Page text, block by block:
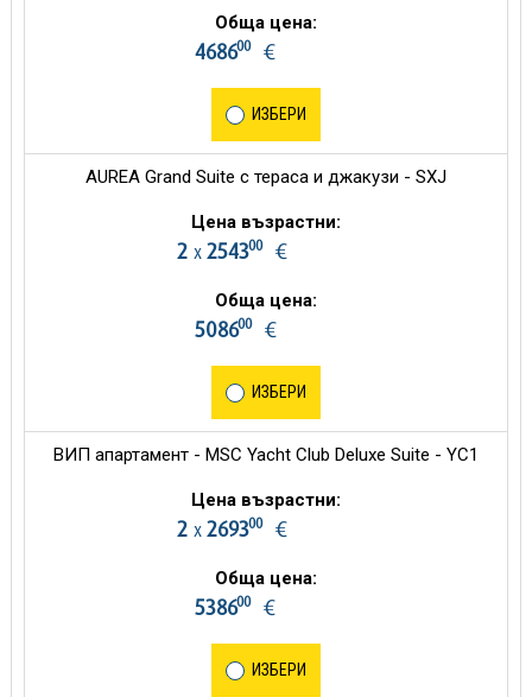
Обща цена:
468600€
ИЗБЕРИ
AUREA Grand Suite с тераса и джакузи - SXJ
Цена възрастни:
2 х 254300€
Обща цена:
508600€
ИЗБЕРИ
ВИП апартамент - MSC Yacht Club Deluxe Suite - YC1
Цена възрастни:
2 х 269300€
Обща цена:
538600€
ИЗБЕРИ